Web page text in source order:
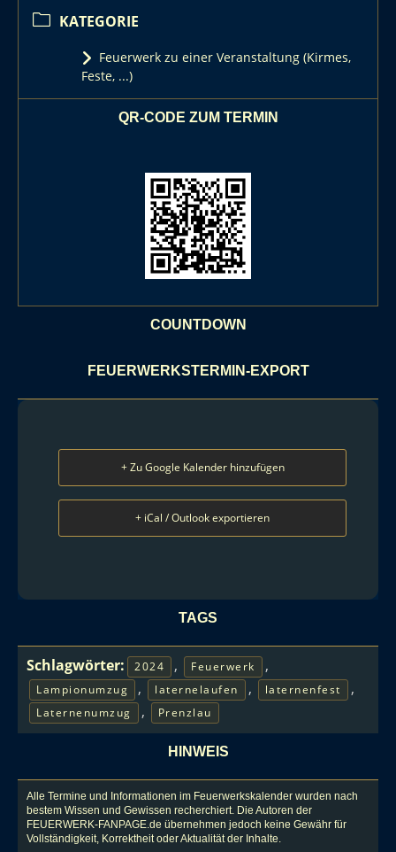
KATEGORIE
Feuerwerk zu einer Veranstaltung (Kirmes,
Feste, ...)
QR-CODE ZUM TERMIN
COUNTDOWN
FEUERWERKSTERMIN-EXPORT
+ Zu Google Kalender hinzufügen
+ iCal / Outlook exportieren
TAGS
Schlagwörter: 2024 , Feuerwerk ,
Lampionumzug , laternelaufen , laternenfest ,
Laternenumzug , Prenzlau
HINWEIS
Alle Termine und Informationen im Feuerwerkskalender wurden nach
bestem Wissen und Gewissen recherchiert. Die Autoren der
FEUERWERK-FANPAGE.de übernehmen jedoch keine Gewähr für
Vollständigkeit, Korrektheit oder Aktualität der Inhalte.